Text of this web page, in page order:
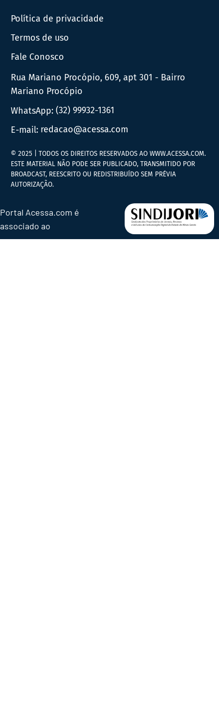
Política de privacidade
Termos de uso
Fale Conosco
Rua Mariano Procópio, 609, apt 301 - Bairro
Mariano Procópio
WhatsApp:(32) 99932-1361
E-mail: redacao@acessa.com
© 2025 | TODOS OS DIREITOS RESERVADOS AO WWW.ACESSA.COM.
ESTE MATERIAL NÃO PODE SER PUBLICADO, TRANSMITIDO POR
BROADCAST, REESCRITO OU REDISTRIBUÍDO SEM PRÉVIA
AUTORIZAÇÃO.
Portal Acessa.com é
associado ao